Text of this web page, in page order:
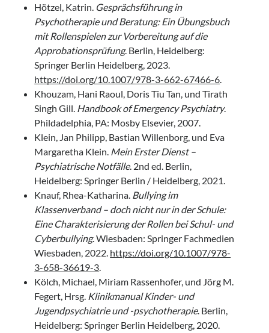
Hötzel, Katrin. Gesprächsführung in
Psychotherapie und Beratung: Ein Übungsbuch
mit Rollenspielen zur Vorbereitung auf die
Approbationsprüfung. Berlin, Heidelberg:
Springer Berlin Heidelberg, 2023.
https://doi.org/10.1007/978-3-662-67466-6.
Khouzam, Hani Raoul, Doris Tiu Tan, und Tirath
Singh Gill. Handbook of Emergency Psychiatry.
Phildadelphia, PA: Mosby Elsevier, 2007.
Klein, Jan Philipp, Bastian Willenborg, und Eva
Margaretha Klein. Mein Erster Dienst –
Psychiatrische Notfälle. 2nd ed. Berlin,
Heidelberg: Springer Berlin / Heidelberg, 2021.
Knauf, Rhea-Katharina. Bullying im
Klassenverband – doch nicht nur in der Schule:
Eine Charakterisierung der Rollen bei Schul- und
Cyberbullying. Wiesbaden: Springer Fachmedien
Wiesbaden, 2022. https://doi.org/10.1007/978-
3-658-36619-3.
Kölch, Michael, Miriam Rassenhofer, und Jörg M.
Fegert, Hrsg. Klinikmanual Kinder- und
Jugendpsychiatrie und -psychotherapie. Berlin,
Heidelberg: Springer Berlin Heidelberg, 2020.